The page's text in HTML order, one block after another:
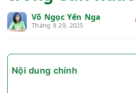
Võ Ngọc Yến Nga
Tháng 8 29, 2025
Nội dung chính